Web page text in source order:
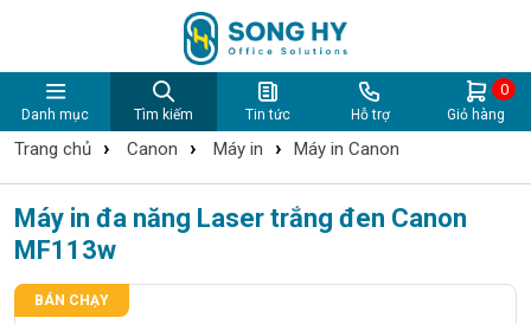
Danh mục Tìm kiếm Tin tức Hỗ trợ Giỏ hàng
0
Trang chủ › Canon › Máy in › Máy in Canon
Máy in đa năng Laser trắng đen Canon
MF113w
BÁN CHẠY